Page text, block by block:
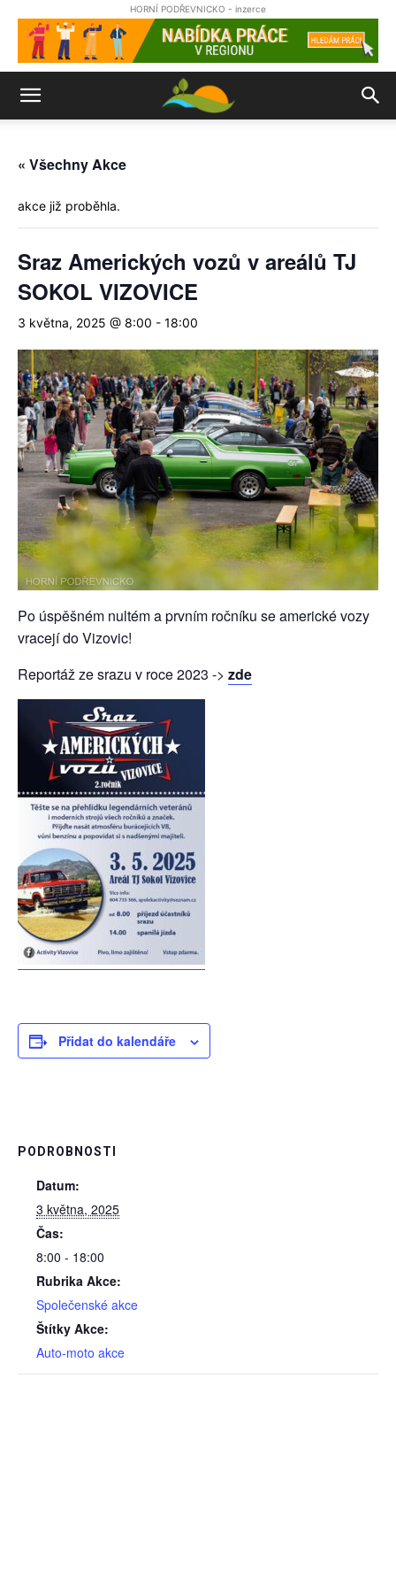
HORNÍ PODŘEVNICKO - inzerce
« Všechny Akce
akce již proběhla.
Sraz Amerických vozů v areálů TJ
SOKOL VIZOVICE
3 května, 2025 @ 8:00 - 18:00
Po úspěšném nultém a prvním ročníku se americké vozy
vracejí do Vizovic!
Reportáž ze srazu v roce 2023 -> zde
Přidat do kalendáře
PODROBNOSTI
Datum:
3 května, 2025
Čas:
8:00 - 18:00
Rubrika Akce:
Společenské akce
Štítky Akce:
Auto-moto akce